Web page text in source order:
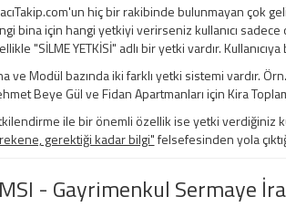
hiç bir rakibinde bulunmayan çok
bina için hangi yetkiyi verirseniz kullanıcı
"SİLME YETKİSİ" adlı bir yetki vardır.
ve Modül bazında iki farklı yetki sistemi vardır.
Beye Gül ve Fidan Apartmanları için Kira
ile bir önemli özellik ise yetki verdiğiniz
gerektiği kadar bilgi"felsefesinden yola
- Gayrimenkul Sermaye